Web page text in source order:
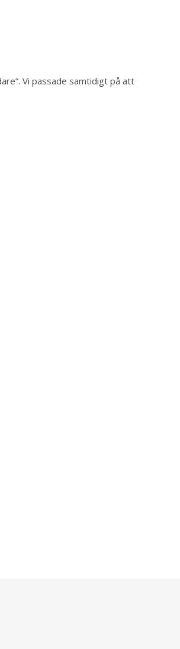
Vi passade samtidigt på att